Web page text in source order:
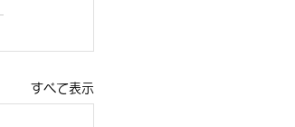
すべて表示